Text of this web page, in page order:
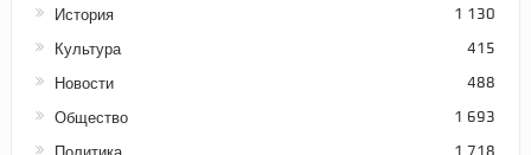
История 1 130
Культура 415
Новости 488
Общество 1 693
1 718